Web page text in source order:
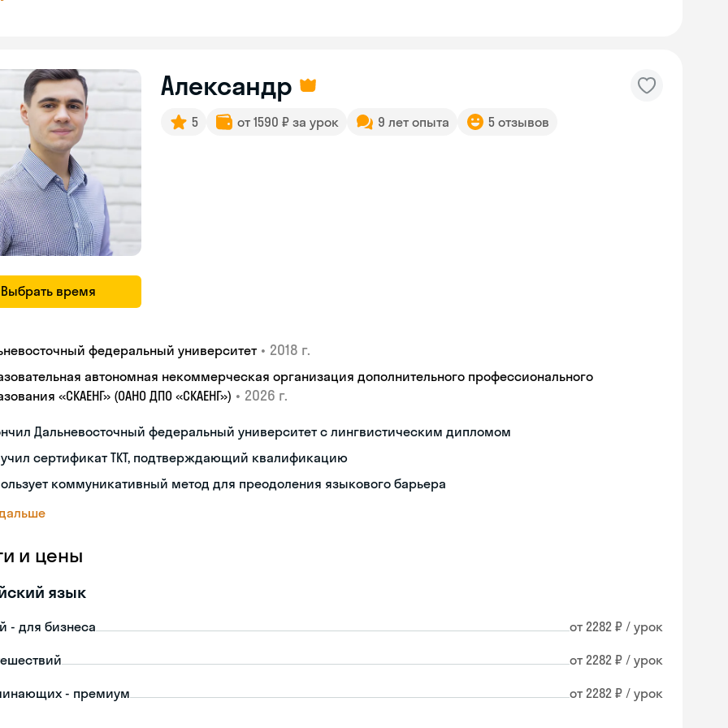
Выбрать время
Александр
5 от 1590 ₽ за урок 9 лет опыта 5 отзывов
федеральный университет • 2018 г.
автономная некоммерческая организация дополнительного профессионального
«СКАЕНГ» (ОАНО ДПО «СКАЕНГ») • 2026 г.
Дальневосточный федеральный университет с лингвистическим дипломом
сертификат TKT, подтверждающий квалификацию
коммуникативный метод для преодоления языкового барьера
и цены
язык
- для бизнеса от 2282 ₽ / урок
от 2282 ₽ / урок
- премиум от 2282 ₽ / урок